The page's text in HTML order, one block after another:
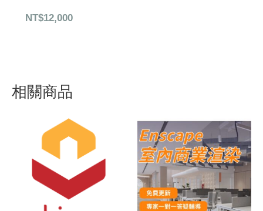
NT$12,000
相關商品
價
格
圍：
NT$1,835
NT$5,335
原
始
價
格：
NT$28,000。
目
前
價
格：
NT$25,000。